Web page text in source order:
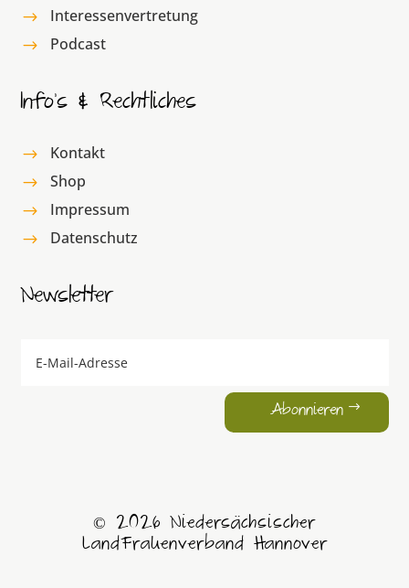
$ Interessenvertretung
$ Podcast
Info’s & Rechtliches
$ Kontakt
$ Shop
$ Impressum
$ Datenschutz
Newsletter
Abonnieren
© 2026 Niedersächsischer
LandFrauenverband Hannover